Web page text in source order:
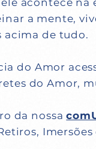
acontece na
a mente,
acima de tudo.
do Amor
do Amor,
da nossa
Imersões